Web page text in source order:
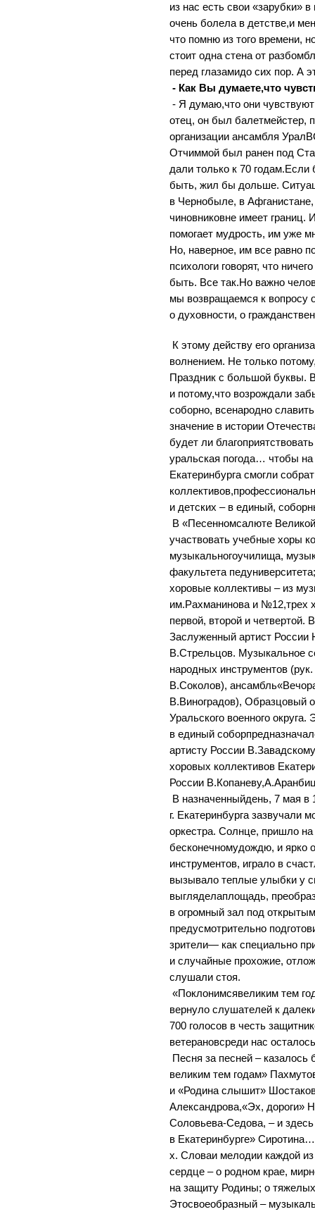
из нас есть свои «зарубки»
очень болела в детстве,и
что помню из того времени,
стоит одна стена от
перед глазамидо сих пор. А
- Как Вы думаете,что
- Я думаю,что они
отец, он был балетмейстер,
организации ансамбля
Отчиммой был ранен под
дали только к 70
быть, жил бы дольше.
в Чернобыле, в
чиновниковне имеет
помогает мудрость, им уже
Но, наверное, им все равно
психологи говорят, что
быть. Все так.Но важно
мы возвращаемся к вопросу
о духовности, о
К этому действу его
волнением. Не только
Праздник с большой буквы.
и потому,что возрождали
соборно, всенародно
значение в истории
будет ли
уральская погода… чтобы
Екатеринбурга смогли
и детских – в единый,
В «Песенномсалюте
участвовать учебные хоры
музыкальногоучилища,
факультета
хоровые коллективы – из
им.Рахманинова и №12,трех
первой, второй и четвертой.
Заслуженный артист
В.Стрельцов. Музыкальное
народных инструментов
В.Соколов),
В.Виноградов), Образцовый
Уральского военного
в единый
артисту России
хоровых коллективов
России
В назначенныйдень, 7 мая в
г. Екатеринбурга зазвучали
оркестра. Солнце, пришло на
бесконечномудождю, и ярко
инструментов, играло в
вызывало теплые улыбки у
выгляделаплощадь,
в огромный зал под
предусмотрительно
зрители— как специально
и случайные прохожие,
слушали стоя.
«Поклонимсявеликим тем
вернуло слушателей к
700 голосов в честь
ветерановсреди нас
Песня за песней –
великим тем годам»
и «Родина слышит»
Александрова,«Эх, дороги»
Соловьева-Седова, – и
в Екатеринбурге»
х. Словаи мелодии каждой
сердце – о родном крае,
на защиту Родины; о
Этосвоеобразный –